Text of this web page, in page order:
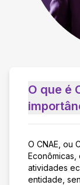
O que é
O CNAE, ou
atividades
entidade,